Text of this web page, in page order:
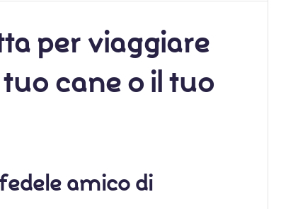
per viaggiare
cane o il tuo
amico di